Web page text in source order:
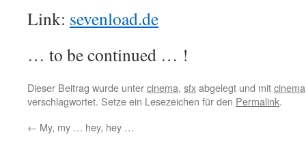
Link: sevenload.de
… to be continued … !
Dieser Beitrag wurde untercinema, sfxabgelegt und mitcinema
verschlagwortet. Setze ein Lesezeichen für den Permalink.
← My, my … hey, hey …